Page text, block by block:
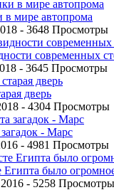
мире автопрома
- 3648 Просмотры
современных
- 3645 Просмотры
дверь
- 4304 Просмотры
- Марс
- 4981 Просмотры
Египта было
- 5258 Просмотры